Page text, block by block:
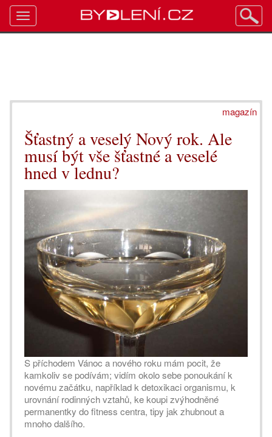
magazín
Šťastný a veselý Nový rok. Ale
musí být vše šťastné a veselé
hned v lednu?
S příchodem Vánoc a nového roku mám pocit, že
kamkoliv se podívám; vidím okolo sebe ponoukání k
novému začátku, například k detoxikaci organismu, k
urovnání rodinných vztahů, ke koupi zvýhodněné
permanentky do fitness centra, tipy jak zhubnout a
mnoho dalšího.
Toggle
navigation